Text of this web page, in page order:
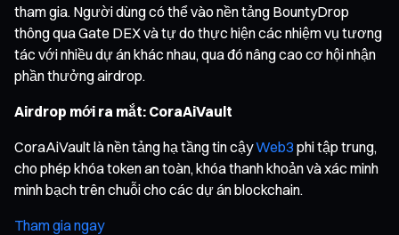
tham gia. Người dùng có thể vào nền tảng BountyDrop
thông qua Gate DEX và tự do thực hiện các nhiệm vụ tương
tác với nhiều dự án khác nhau, qua đó nâng cao cơ hội nhận
phần thưởng airdrop.
Airdrop mới ra mắt: CoraAiVault
CoraAiVault là nền tảng hạ tầng tin cậyWeb3 phi tập trung,
cho phép khóa token an toàn, khóa thanh khoản và xác minh
minh bạch trên chuỗi cho các dự án blockchain.
Tham gia ngay